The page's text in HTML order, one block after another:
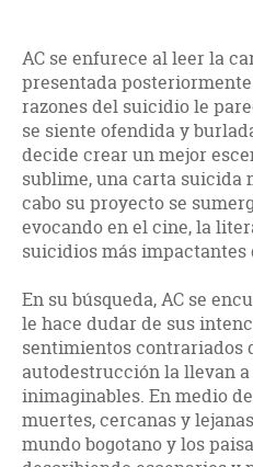
AC se enfurece al leer la
presentada
razones del suicidio le
se siente ofendida y
decide crear un mejor
sublime, una carta suicida
cabo su proyecto se
evocando en el cine, la
suicidios más impactantes
En su búsqueda, AC se
le hace dudar de sus
sentimientos contrariados
autodestrucción la llevan
inimaginables. En medio
muertes, cercanas y
mundo bogotano y los